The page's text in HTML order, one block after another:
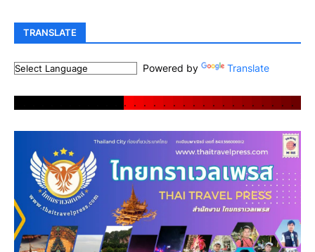
TRANSLATE
Powered by Translate
. . . . . . . . . . . . . . . . . .